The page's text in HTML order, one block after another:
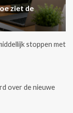
ziet de
stoppen met
over de nieuwe